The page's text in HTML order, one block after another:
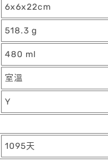
6x6x22cm
518.3 g
480 ml
室溫
Y
1095天